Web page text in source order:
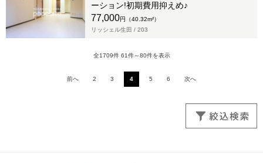
ーション!初期費用抑えめ♪
77,000円（40.32m²）
リッシェル生田 / 203
全1709件 61件～80件を表示
前へ 2 3 4 5 6 次へ